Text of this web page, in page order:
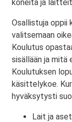
koneita ja
Osallistuja oppii
valitsemaan
Koulutus
sisällään ja
Koulutuksen
käsittelykoe.
hyväksytysti
Lait ja